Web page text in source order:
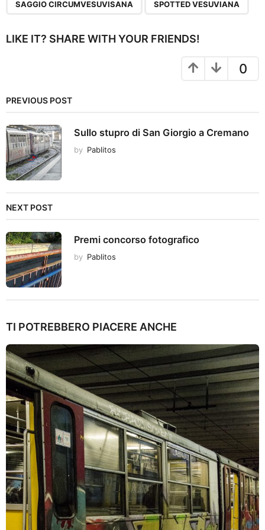
a
n
SAGGIO CIRCUMVESUVISANA SPOTTED VESUVIANA
LIKE IT? SHARE WITH YOUR FRIENDS!
0
PREVIOUS POST
Sullo stupro di San Giorgio a Cremano
by Pablitos
NEXT POST
Premi concorso fotografico
by Pablitos
TI POTREBBERO PIACERE ANCHE